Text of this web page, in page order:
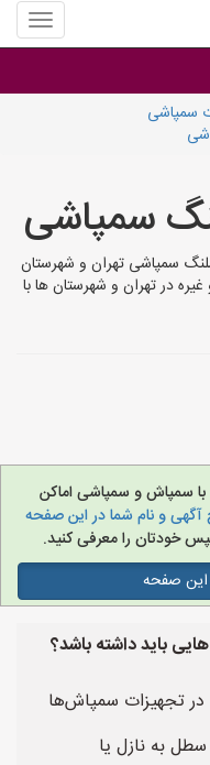
منوی
سایت
سمپاشی
سمپاشی
سمپاشی تهران و شهرستان
در تهران و شهرستان ها با
با سمپاش و سمپاشی اماکن
و نام شما در این صفحه
خودتان را معرفی کنید.
این صفحه
باید داشته باشد؟
تجهیزات سمپاش‌ها
به نازل یا